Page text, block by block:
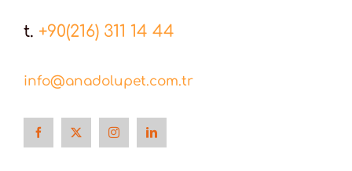
t. +90(216) 311 14 44
info@anadolupet.com.tr